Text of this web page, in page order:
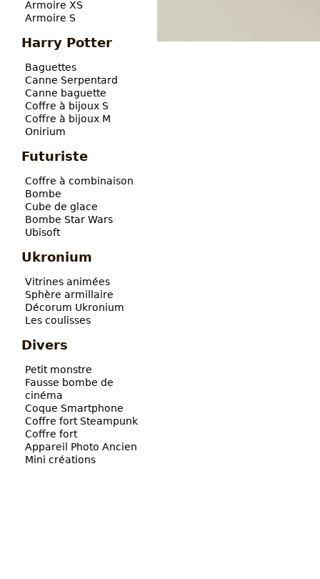
Armoire XS
Armoire S
Harry Potter
Baguettes
Canne Serpentard
Canne baguette
Coffre à bijoux S
Coffre à bijoux M
Onirium
Futuriste
Coffre à combinaison
Bombe
Cube de glace
Bombe Star Wars
Ubisoft
Ukronium
Vitrines animées
Sphère armillaire
Décorum Ukronium
Les coulisses
Divers
Petit monstre
Fausse bombe de
cinéma
Coque Smartphone
Coffre fort Steampunk
Coffre fort
Appareil Photo Ancien
Mini créations